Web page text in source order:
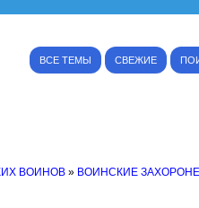
ВСЕ ТЕМЫ СВЕЖИЕ
ВОИНОВ » ВОИНСКИЕ